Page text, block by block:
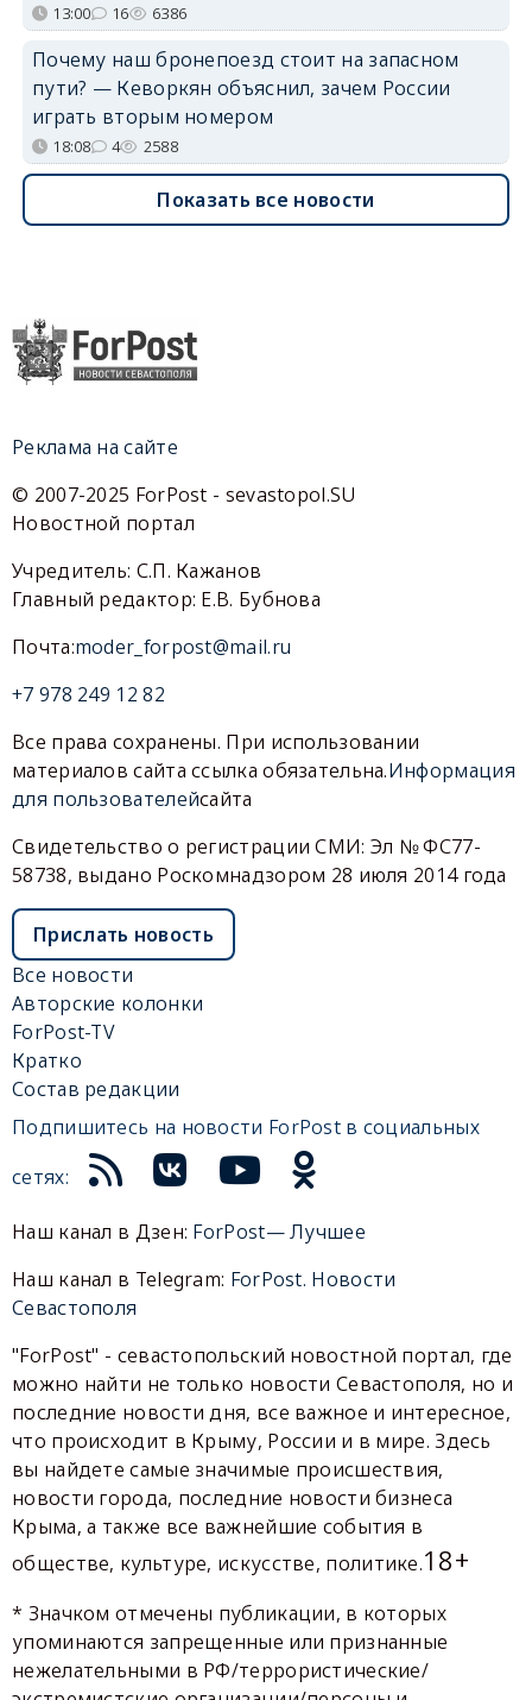
13:00 16 6386
Почему наш бронепоезд стоит на запасном
пути? — Кеворкян объяснил, зачем России
играть вторым номером
18:08 4 2588
Показать все новости
Реклама на сайте
© 2007-2025 ForPost - sevastopol.SU
Новостной портал
Учредитель: С.П. Кажанов
Главный редактор: Е.В. Бубнова
Почта:moder_forpost@mail.ru
+7 978 249 12 82
Все права сохранены. При использовании
материалов сайта ссылка обязательна.Информация
для пользователейсайта
Свидетельство о регистрации СМИ: Эл № ФС77-
58738, выдано Роскомнадзором 28 июля 2014 года
Прислать новость
Все новости
Авторские колонки
ForPost-TV
Кратко
Состав редакции
Подпишитесь на новости ForPost в социальных
сетях:
Наш канал в Дзен: ForPost— Лучшее
Наш канал в Telegram: ForPost. Новости
Севастополя
"ForPost" - севастопольский новостной портал, где
можно найти не только новости Севастополя, но и
последние новости дня, все важное и интересное,
что происходит в Крыму, России и в мире. Здесь
вы найдете самые значимые происшествия,
новости города, последние новости бизнеса
Крыма, а также все важнейшие события в
обществе, культуре, искусстве, политике.18+
* Значком отмечены публикации, в которых
упоминаются запрещенные или признанные
нежелательными в РФ/террористические/